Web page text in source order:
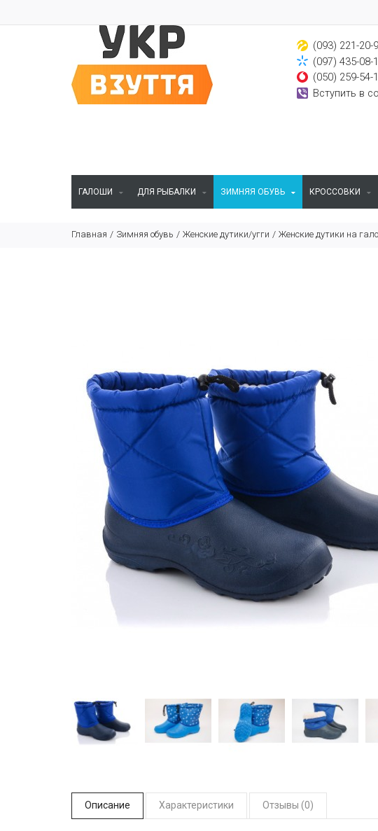
(093) 221-20-
(097) 435-08-
(050) 259-54-
Вступить в
ГАЛОШИ ДЛЯ РЫБАЛКИ ЗИМНЯЯ ОБУВЬ КРОССОВКИ
Главная Зимняя обувь Женские дутики/угги Женские дутики на
Описание Характеристики Отзывы (0)